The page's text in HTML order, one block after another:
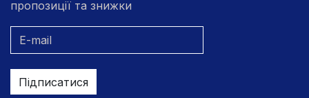
пропозиції та знижки
Підписатися